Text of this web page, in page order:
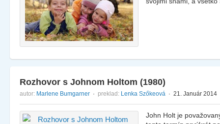
Rozhovor s Johnom Holtom (1980)
autor: Marlene Bumgarner · preklad: Lenka Szőkeová · 21. Január 2014
John Holt je